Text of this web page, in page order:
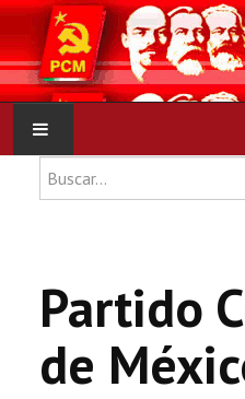
INICIO
NOTICIAS
DOCUMENTOS
Buscar
Partido
de